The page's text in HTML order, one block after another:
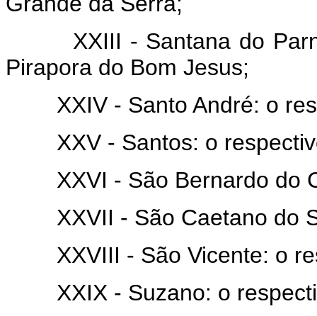
XXIII - Santana do
Pirapora do Bom Jesus;
XXIV - Santo André: o
XXV - Santos: o
XXVI - São Bernardo do
XXVII - São Caetano do
XXVIII - São Vicente: o
XXIX - Suzano: o